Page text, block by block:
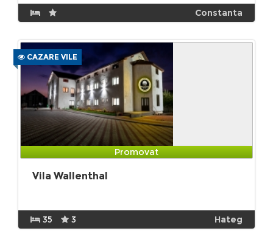
Constanta
CAZARE VILE
Promovat
Vila Wallenthal
35 3 Hateg